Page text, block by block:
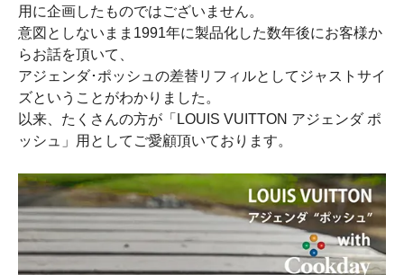
用に企画したものではございません。
意図としないまま1991年に製品化した数年後にお客様か
らお話を頂いて、
アジェンダ･ポッシュの差替リフィルとしてジャストサイ
ズということがわかりました。
以来、たくさんの方が「LOUIS VUITTON アジェンダ ポ
ッシュ」用としてご愛顧頂いております。